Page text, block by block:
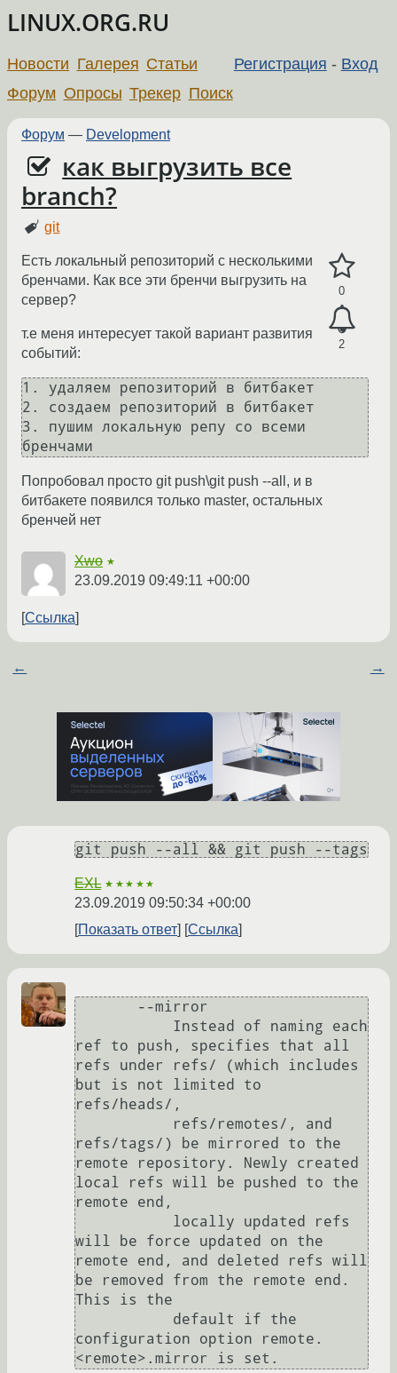
LINUX.ORG.RU
Регистрация - Вход
Новости Галерея Статьи
Форум Опросы Трекер Поиск
Форум — Development
как выгрузить все
branch?
git
0
2
Есть локальный репозиторий с несколькими
бренчами. Как все эти бренчи выгрузить на
сервер?
т.е меня интересует такой вариант развития
событий:
1. удаляем репозиторий в битбакет
2. создаем репозиторий в битбакет
3. пушим локальную репу со всеми
Попробовал просто git push\git push --all, и в
битбакете появился только master, остальных
бренчей нет
Xwo ★
23.09.2019 09:49:11 +00:00
Ссылка
← →
git push --all && git push --tags
EXL ★★★★★
23.09.2019 09:50:34 +00:00
Показать ответ
Ссылка
ref to push, specifies that all
refs under refs/ (which includes
but is not limited to
refs/heads/,
refs/tags/) be mirrored to the
remote repository. Newly created
local refs will be pushed to the
remote end,
will be force updated on the
remote end, and deleted refs will
be removed from the remote end.
This is the
configuration option remote.
<remote>.mirror is set.